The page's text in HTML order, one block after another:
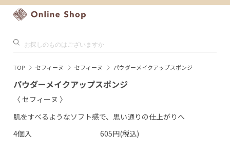
TOP セフィーヌ セフィーヌ パウダーメイクアップスポンジ
パウダーメイクアップスポンジ
〈 セフィーヌ 〉
肌をすべるようなソフト感で、思い通りの仕上がりへ
4個入
605円(税込)